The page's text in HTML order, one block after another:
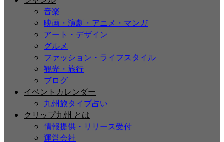
音楽
映画・演劇・アニメ・マンガ
アート・デザイン
グルメ
ファッション・ライフスタイル
観光・旅行
ブログ
イベントカレンダー
九州旅タイプ占い
クリップ九州 とは
情報提供・リリース受付
運営会社